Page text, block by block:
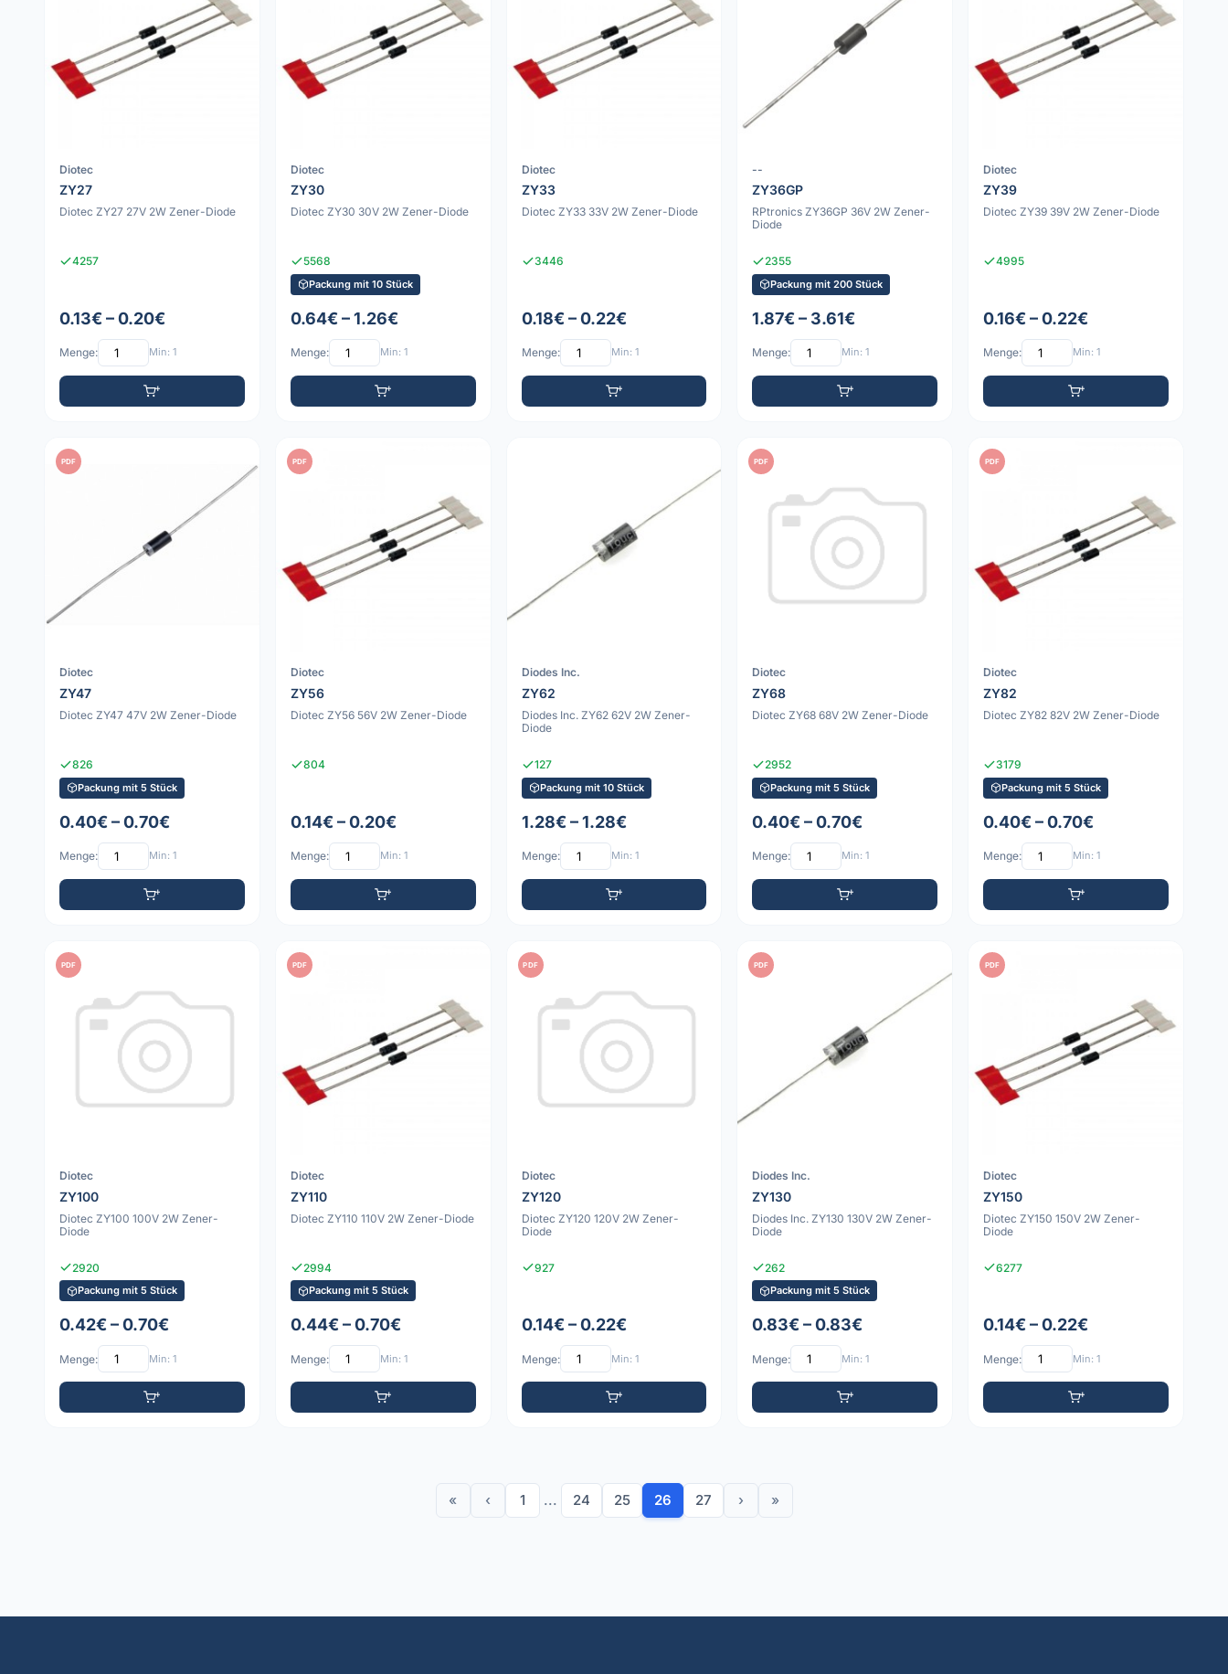
Diotec
ZY27
Diotec ZY27 27V 2W Zener-Diode
4257
0.13€ – 0.20€
Menge: Min: 1
Diotec
ZY30
Diotec ZY30 30V 2W Zener-Diode
5568
Packung mit 10 Stück
0.64€ – 1.26€
Menge: Min: 1
Diotec
ZY33
Diotec ZY33 33V 2W Zener-Diode
3446
0.18€ – 0.22€
Menge: Min: 1
--
ZY36GP
RPtronics ZY36GP 36V 2W Zener-
Diode
2355
Packung mit 200 Stück
1.87€ – 3.61€
Menge: Min: 1
Diotec
ZY39
Diotec ZY39 39V 2W Zener-Diode
4995
0.16€ – 0.22€
Menge: Min: 1
PDF
Diotec
ZY47
Diotec ZY47 47V 2W Zener-Diode
826
Packung mit 5 Stück
0.40€ – 0.70€
Menge: Min: 1
PDF
Diotec
ZY56
Diotec ZY56 56V 2W Zener-Diode
804
0.14€ – 0.20€
Menge: Min: 1
Diodes Inc.
ZY62
Diodes Inc. ZY62 62V 2W Zener-
Diode
127
Packung mit 10 Stück
1.28€ – 1.28€
Menge: Min: 1
PDF
Diotec
ZY68
Diotec ZY68 68V 2W Zener-Diode
2952
Packung mit 5 Stück
0.40€ – 0.70€
Menge: Min: 1
PDF
Diotec
ZY82
Diotec ZY82 82V 2W Zener-Diode
3179
Packung mit 5 Stück
0.40€ – 0.70€
Menge: Min: 1
PDF
Diotec
ZY100
Diotec ZY100 100V 2W Zener-
Diode
2920
Packung mit 5 Stück
0.42€ – 0.70€
Menge: Min: 1
PDF
Diotec
ZY110
Diotec ZY110 110V 2W Zener-Diode
2994
Packung mit 5 Stück
0.44€ – 0.70€
Menge: Min: 1
PDF
Diotec
ZY120
Diotec ZY120 120V 2W Zener-
Diode
927
0.14€ – 0.22€
Menge: Min: 1
PDF
Diodes Inc.
ZY130
Diodes Inc. ZY130 130V 2W Zener-
Diode
262
Packung mit 5 Stück
0.83€ – 0.83€
Menge: Min: 1
PDF
Diotec
ZY150
Diotec ZY150 150V 2W Zener-
Diode
6277
0.14€ – 0.22€
Menge: Min: 1
« ‹ 1 ... 24 25 26 27 › »